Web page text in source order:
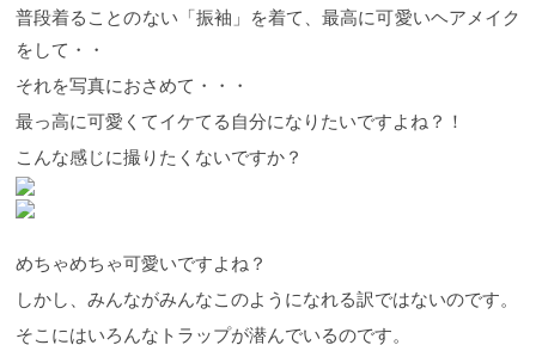
普段着ることのない「振袖」を着て、最高に可愛いヘアメイク
をして・・
それを写真におさめて・・・
最っ高に可愛くてイケてる自分になりたいですよね？！
こんな感じに撮りたくないですか？
めちゃめちゃ可愛いですよね？
しかし、みんながみんなこのようになれる訳ではないのです。
そこにはいろんなトラップが潜んでいるのです。